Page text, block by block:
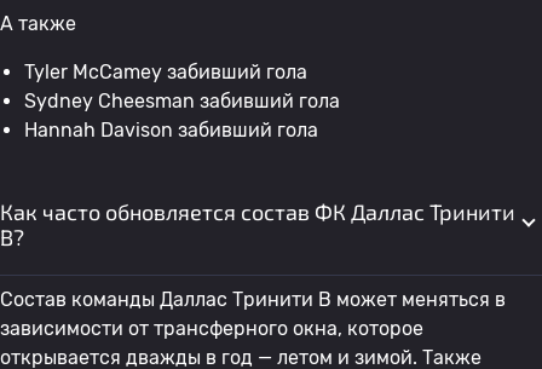
А также
Tyler McCamey забивший гола
Sydney Cheesman забивший гола
Hannah Davison забивший гола
Как часто обновляется состав ФК Даллас Тринити
В?
Состав команды Даллас Тринити В может меняться в
зависимости от трансферного окна, которое
открывается дважды в год — летом и зимой. Также